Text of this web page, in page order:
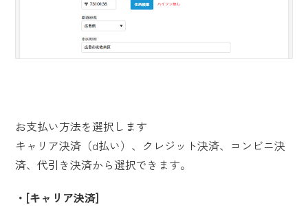
お支払い方法を選択します
キャリア決済（d払い）、クレジット決済、コンビニ決
済、代引き決済から選択できます。
[キャリア決済]